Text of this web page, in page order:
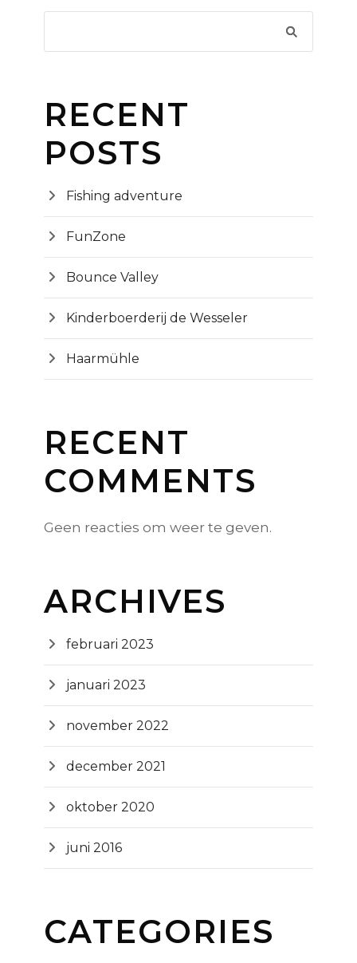
RECENT
POSTS
Fishing adventure
FunZone
Bounce Valley
Kinderboerderij de Wesseler
Haarmühle
RECENT
COMMENTS
Geen reacties om weer te geven.
ARCHIVES
februari 2023
januari 2023
november 2022
december 2021
oktober 2020
juni 2016
CATEGORIES